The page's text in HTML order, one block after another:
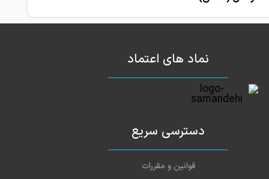
نماد های اعتماد
دسترسی سریع
قوانین و مقررات